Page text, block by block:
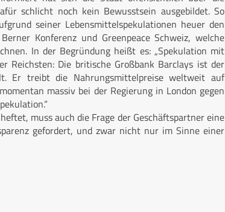
schlicht noch kein Bewusstsein ausgebildet. So
seiner Lebensmittelspekulationen heuer den
Konferenz und Greenpeace Schweiz, welche
In der Begründung heißt es: „Spekulation mit
Reichsten: Die britische Großbank Barclays ist der
Er treibt die Nahrungsmittelpreise weltweit auf
massiv bei der Regierung in London gegen
muss auch die Frage der Geschäftspartner eine
gefordert, und zwar nicht nur im Sinne einer